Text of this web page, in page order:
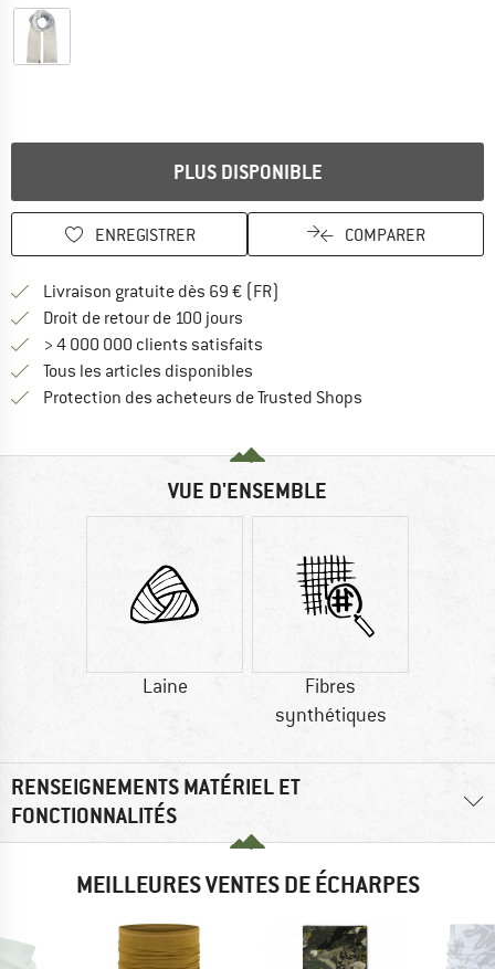
PLUS DISPONIBLE
ENREGISTRER COMPARER
Livraison gratuite dès 69 € (FR)
Droit de retour de 100 jours
> 4 000 000 clients satisfaits
Tous les articles disponibles
Protection des acheteurs de Trusted Shops
VUE D'ENSEMBLE
Laine
Fibres
synthétiques
RENSEIGNEMENTS MATÉRIEL ET
FONCTIONNALITÉS
MEILLEURES VENTES DE ÉCHARPES